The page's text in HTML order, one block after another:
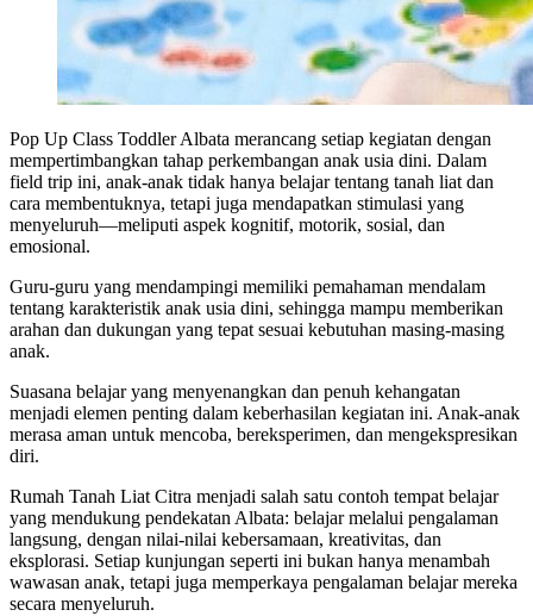
Pop Up Class Toddler Albata merancang setiap kegiatan dengan
mempertimbangkan tahap perkembangan anak usia dini. Dalam
field trip ini, anak-anak tidak hanya belajar tentang tanah liat dan
cara membentuknya, tetapi juga mendapatkan stimulasi yang
menyeluruh—meliputi aspek kognitif, motorik, sosial, dan
emosional.
Guru-guru yang mendampingi memiliki pemahaman mendalam
tentang karakteristik anak usia dini, sehingga mampu memberikan
arahan dan dukungan yang tepat sesuai kebutuhan masing-masing
anak.
Suasana belajar yang menyenangkan dan penuh kehangatan
menjadi elemen penting dalam keberhasilan kegiatan ini. Anak-anak
merasa aman untuk mencoba, bereksperimen, dan mengekspresikan
diri.
Rumah Tanah Liat Citra menjadi salah satu contoh tempat belajar
yang mendukung pendekatan Albata: belajar melalui pengalaman
langsung, dengan nilai-nilai kebersamaan, kreativitas, dan
eksplorasi. Setiap kunjungan seperti ini bukan hanya menambah
wawasan anak, tetapi juga memperkaya pengalaman belajar mereka
secara menyeluruh.